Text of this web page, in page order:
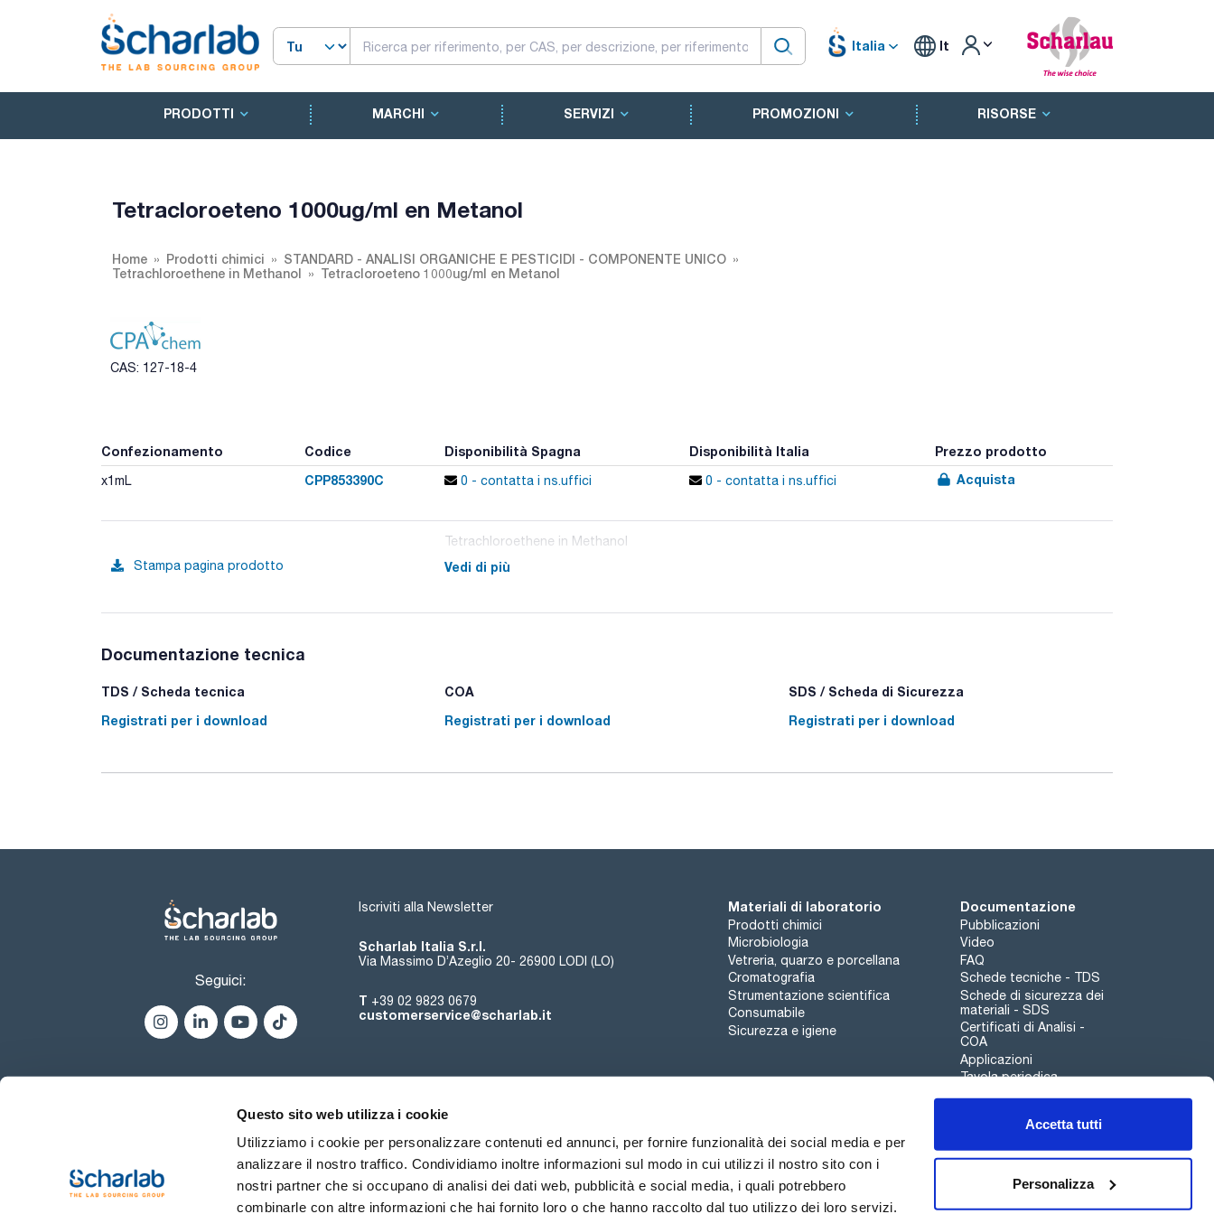
Questo sito web utilizza i cookie
Utilizziamo i cookie per personalizzare contenuti ed annunci, per fornire funzionalità dei social media e per
analizzare il nostro traffico. Condividiamo inoltre informazioni sul modo in cui utilizzi il nostro sito con i
nostri partner che si occupano di analisi dei dati web, pubblicità e social media, i quali potrebbero
combinarle con altre informazioni che hai fornito loro o che hanno raccolto dal tuo utilizzo dei loro servizi.
Accetta tutti
Personalizza
Italia It
PRODOTTI MARCHI SERVIZI PROMOZIONI RISORSE
Tetracloroeteno 1000ug/ml en Metanol
Home Prodotti chimici
STANDARD - ANALISI ORGANICHE E PESTICIDI - COMPONENTE UNICO
Tetrachloroethene in Methanol
Tetracloroeteno 1000ug/ml en Metanol
CAS: 127-18-4
Confezionamento Codice Disponibilità Spagna Disponibilità Italia Prezzo prodotto
x1mL CPP853390C 0 - contatta i ns.uffici 0 - contatta i ns.uffici Acquista
Stampa pagina prodotto
Tetrachloroethene in Methanol
Vedi di più
Documentazione tecnica
TDS / Scheda tecnica
Registrati per i download
COA
Registrati per i download
SDS / Scheda di Sicurezza
Registrati per i download
Seguici:
Iscriviti alla Newsletter
Scharlab Italia S.r.l.
Via Massimo D’Azeglio 20- 26900 LODI (LO)
T +39 02 9823 0679
customerservice@scharlab.it
Materiali di laboratorio
Prodotti chimici
Microbiologia
Vetreria, quarzo e porcellana
Cromatografia
Strumentazione scientifica
Consumabile
Sicurezza e igiene
Documentazione
Pubblicazioni
Video
FAQ
Schede tecniche - TDS
Schede di sicurezza dei
materiali - SDS
Certificati di Analisi -
COA
Applicazioni
Tavola periodica
Canale di segnalazioni
Chi siamo Eventi Contatto Novità